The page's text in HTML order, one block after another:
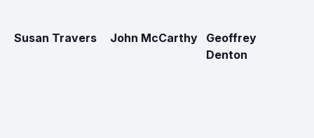
Susan Travers John McCarthy
Geoffrey
Denton